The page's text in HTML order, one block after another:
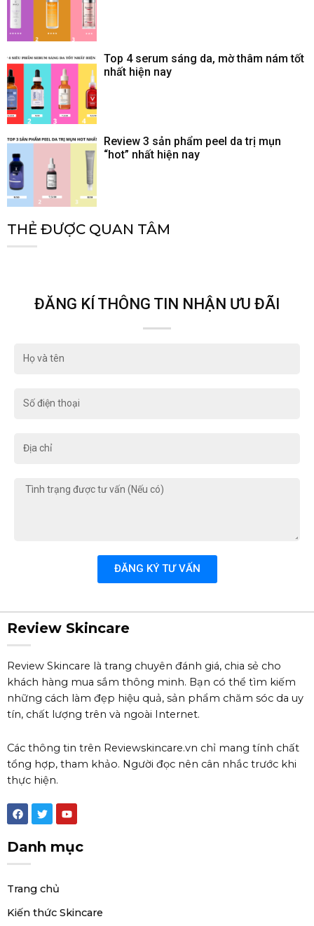
Top 4 serum sáng da, mờ thâm nám tốt
nhất hiện nay
Review 3 sản phẩm peel da trị mụn
“hot” nhất hiện nay
THẺ ĐƯỢC QUAN TÂM
ĐĂNG KÍ THÔNG TIN NHẬN ƯU ĐÃI
Tình
ĐĂNG KÝ TƯ VẤN
Review Skincare
Review Skincare là trang chuyên đánh giá, chia sẻ cho
khách hàng mua sắm thông minh. Bạn có thể tìm kiếm
những cách làm đẹp hiệu quả, sản phẩm chăm sóc da uy
tín, chất lượng trên và ngoài Internet.
Các thông tin trên Reviewskincare.vn chỉ mang tính chất
tổng hợp, tham khảo. Người đọc nên cân nhắc trước khi
thực hiện.
F
a
c
e
b
o
T
w
i
t
Y
o
u
u
Danh mục
Trang chủ
Kiến thức Skincare